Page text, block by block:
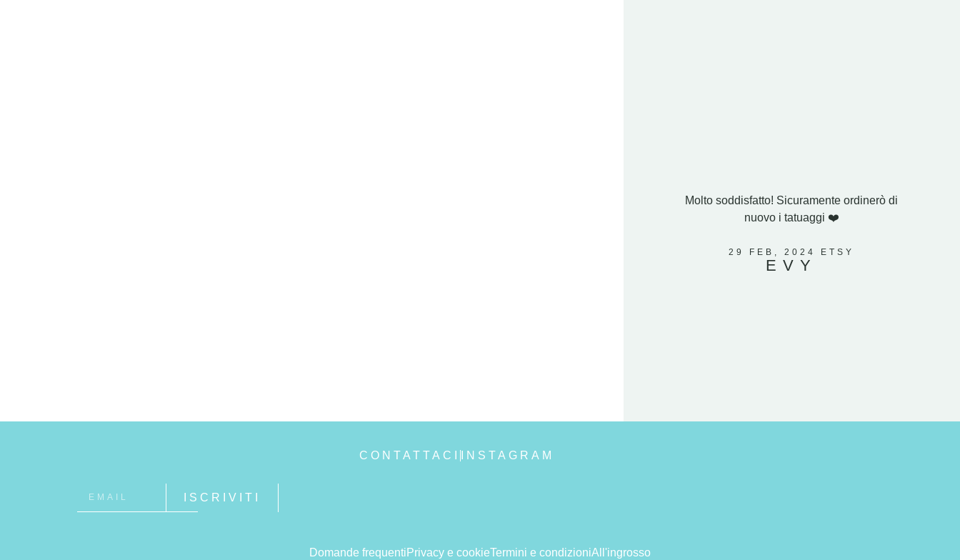
Molto soddisfatto! Sicuramente ordinerò di
nuovo i tatuaggi ❤️
29 FEB, 2024 ETSY
EVY
ISCRIVITI
CONTATTACI INSTAGRAM
Domande frequenti Privacy e cookieTermini e condizioniAll'ingrosso